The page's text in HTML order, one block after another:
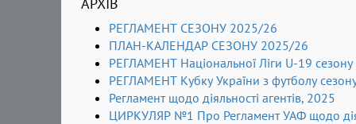
РЕГЛАМЕНТ СЕЗОНУ 2025/26
ПЛАН-КАЛЕНДАР СЕЗОНУ 2025/26
РЕГЛАМЕНТ Національної Ліги U-19
РЕГЛАМЕНТ Кубку України з футболу
Регламент щодо діяльності агентів, 2025
ЦИРКУЛЯР №1 Про Регламент УАФ щодо